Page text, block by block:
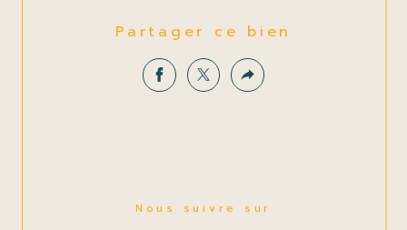
Partager ce bien
Nous suivre sur